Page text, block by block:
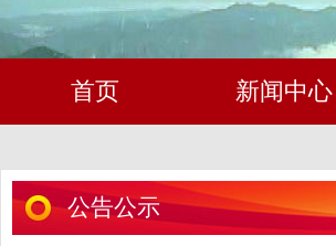
首页 新闻中心
公告公示